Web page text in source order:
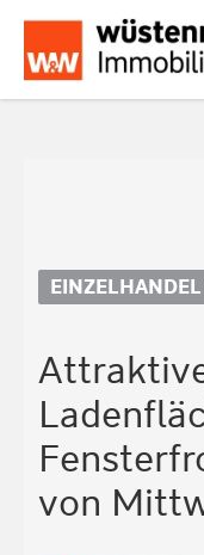
von